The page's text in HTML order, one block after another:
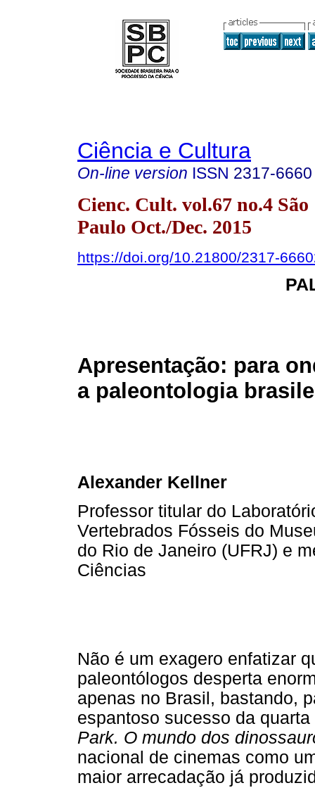
Ciência e Cultura
On-line version ISSN 2317-6660
Cienc. Cult. vol.67 no.4 São
Paulo Oct./Dec. 2015
https://doi.org/10.21800/2317-
Apresentação: para
a paleontologia
Alexander Kellner
Professor titular do
Vertebrados Fósseis do
do Rio de Janeiro (UFRJ) e
Ciências
Não é um exagero enfatizar
paleontólogos desperta
apenas no Brasil, bastando,
espantoso sucesso da
Park. O mundo dos
nacional de cinemas como
maior arrecadação já